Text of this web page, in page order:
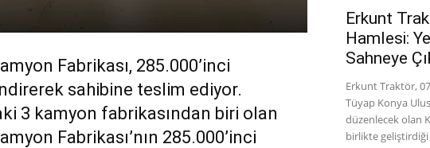
Fabrikası, 285.000’inci
sahibine teslim ediyor.
3 kamyon fabrikasından biri olan
Fabrikası’nın 285.000’inci
Erkunt
Hamlesi:
Sahneye
Erkunt Traktör,
Tüyap Konya
düzenlecek olan
birlikte geliştirdiği